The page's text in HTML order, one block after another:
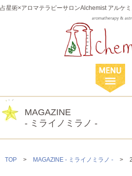
占星術×アロマテラピーサロンAlchemist アルケ
MAGAZINE
- ミライノミラノ -
TOP > MAGAZINE - ミライノミラノ - >